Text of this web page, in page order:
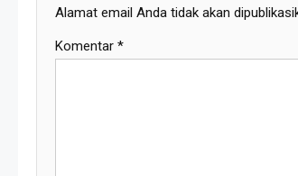
Alamat email Anda tidak akan
Komentar *